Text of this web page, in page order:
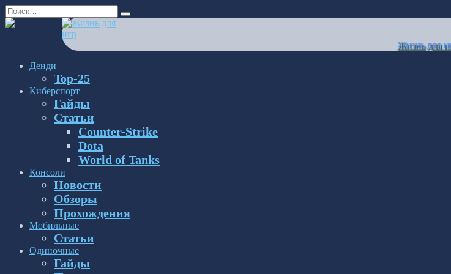
Перейти
к
Search
for:
Жизнь для
Денди
Top-25
Киберспорт
Гайды
Статьи
Counter-Strike
Dota
World of Tanks
Консоли
Новости
Обзоры
Прохождения
Мобильные
Статьи
Одиночные
Гайды